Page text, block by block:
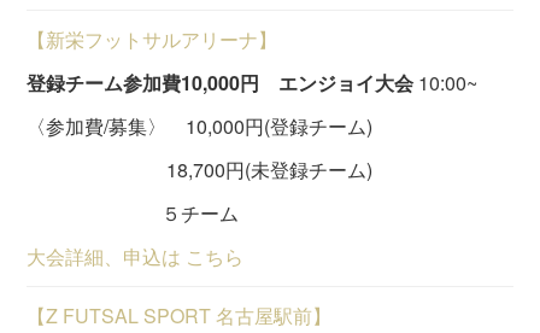
【新栄フットサルアリーナ】
登録チーム参加費10,000円 エンジョイ大会 10:00~
〈参加費/募集〉 10,000円(登録チーム)
18,700円(未登録チーム)
５チーム
大会詳細、申込は こちら
【Z FUTSAL SPORT 名古屋駅前】